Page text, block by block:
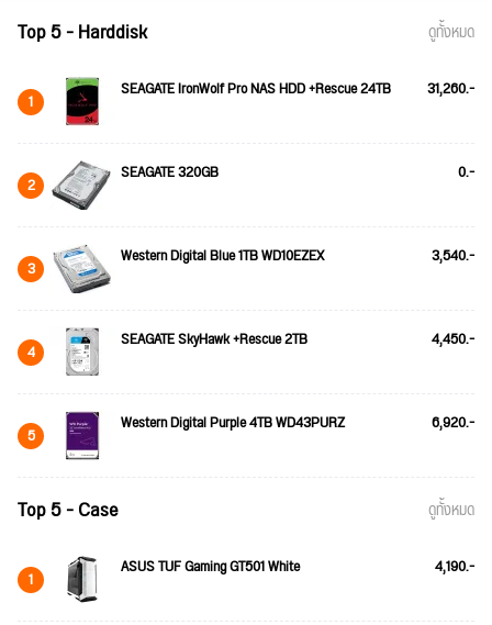
Top 5 - Harddisk ดูทั้งหมด
1 SEAGATE IronWolf Pro NAS HDD +Rescue 24TB 31,260.-
2 SEAGATE 320GB 0.-
3 Western Digital Blue 1TB WD10EZEX 3,540.-
4 SEAGATE SkyHawk +Rescue 2TB 4,450.-
5 Western Digital Purple 4TB WD43PURZ 6,920.-
Top 5 - Case ดูทั้งหมด
1 ASUS TUF Gaming GT501 White 4,190.-